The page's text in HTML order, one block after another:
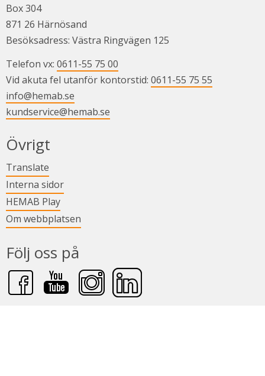
Box 304
871 26 Härnösand
Besöksadress: Västra Ringvägen 125
Telefon vx: 0611-55 75 00
Vid akuta fel utanför kontorstid: 0611-55 75 55
info@hemab.se
kundservice@hemab.se
Övrigt
Translate
Interna sidorLänk till annan webbplats.
HEMAB PlayLänk till annan webbplats.
Om webbplatsen
Följ oss på